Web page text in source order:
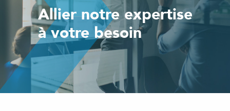
Allier notre expertise
à votre besoin